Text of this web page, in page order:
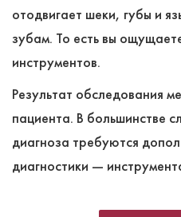
отодвигает шеки, губы и
зубам. То есть вы
инструментов.
Результат обследования
пациента. В большинстве
диагноза требуются
диагностики ―